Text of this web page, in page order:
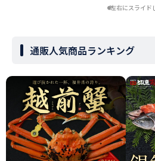
左右にスライド
通販人気商品ランキング